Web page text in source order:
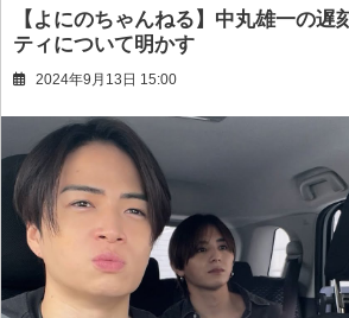
【よにのちゃんねる】中丸雄一の遅
ティについて明かす
2024年9月13日 15:00